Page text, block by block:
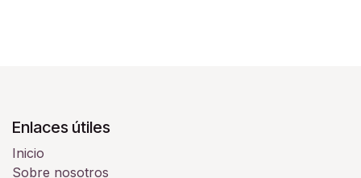
Enlaces útiles
Inicio
Sobre nosotros